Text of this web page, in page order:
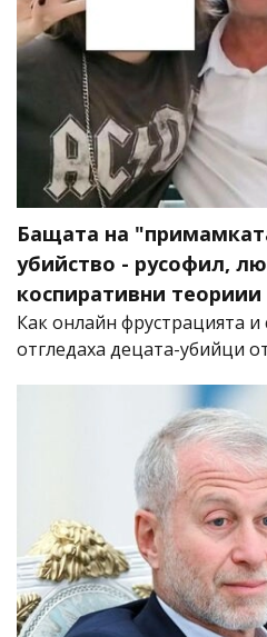
Бащата на
убийство - русофил,
коспиративни
Как онлайн фрустрацията и
отгледаха децата-убийци